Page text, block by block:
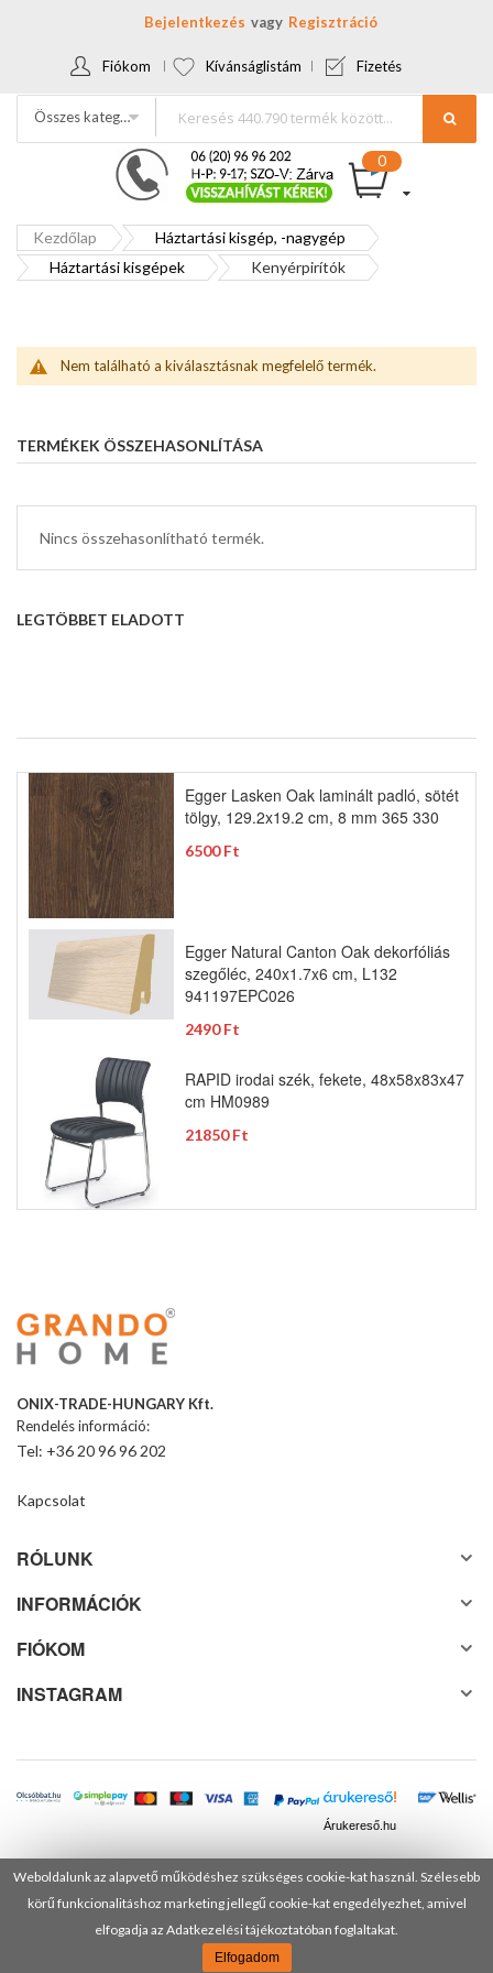
Weboldalunk az alapvető működéshez szükséges cookie-kat használ. Szélesebb
körű funkcionalitáshoz marketing jellegű cookie-kat engedélyezhet, amivel
elfogadja az Adatkezelési tájékoztatóban foglaltakat.
Elfogadom
Bejelentkezés Regisztráció
Fiókom Kívánságlistám Fizetés
Összes kategória
Kezdőlap
Háztartási kisgép, -nagygép
Háztartási kisgépek
Kenyérpirítók
Nem található a kiválasztásnak megfelelő termék.
TERMÉKEK ÖSSZEHASONLÍTÁSA
Nincs összehasonlítható termék.
LEGTÖBBET ELADOTT
Egger Lasken Oak laminált padló, sötét
tölgy, 129.2x19.2 cm, 8 mm 365 330
6500 Ft
Egger Natural Canton Oak dekorfóliás
szegőléc, 240x1.7x6 cm, L132
941197EPC026
2490 Ft
RAPID irodai szék, fekete, 48x58x83x47
cm HM0989
21850 Ft
ONIX-TRADE-HUNGARY Kft.
Rendelés információ:
Tel: +36 20 96 96 202
Kapcsolat
RÓLUNK
INFORMÁCIÓK
FIÓKOM
INSTAGRAM
Árukereső.hu
© 2025 Minden jog fenntartva! DANUSA Hungary Kft.